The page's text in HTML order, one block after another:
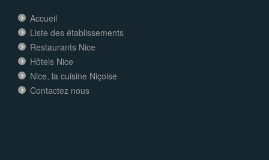
Accueil
Liste des établissements
Restaurants Nice
Hôtels Nice
Nice, la cuisine Niçoise
Contactez nous